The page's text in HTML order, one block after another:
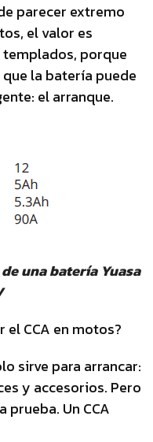
parecer extremo
el valor es
porque
la batería puede
el arranque.
una batería Yuasa
CCA en motos?
sirve para arrancar:
y accesorios. Pero
prueba. Un CCA